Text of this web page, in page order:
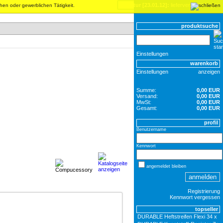
oder gewerblichen Tätigkeit. inventur [23.01.12]: lieferverzögerungen
produktsuche
Einstellungen
warenkorb
anzeigen
Einstellungen
0,00 EUR
0,00 EUR
0,00 EUR
0,00 EUR
Summe:
Versand:
MwSt:
Gesamt:
profil
Benutzername
Kennwort
angemeldet bleiben
Registrierung
Kennwort vergessen
topseller
DURABLE Heftstreifen Flexi 34 x